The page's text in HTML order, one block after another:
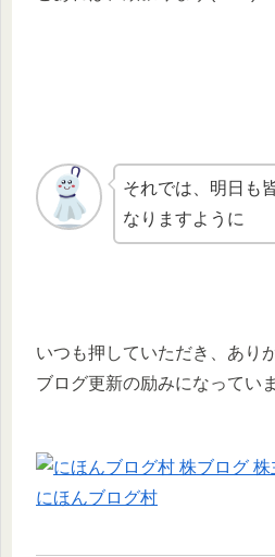
それでは、明日も
なりますように
いつも押していただき、あり
ブログ更新の励みになってい
にほんブログ村